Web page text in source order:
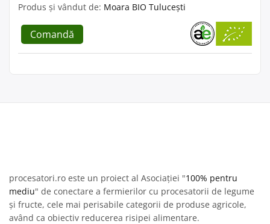
Produs și vândut de: Moara BIO Tulucești
Comandă
procesatori.ro este un proiect al Asociației "100% pentru
mediu" de conectare a fermierilor cu procesatorii de legume
și fructe, cele mai perisabile categorii de produse agricole,
având ca obiectiv reducerea risipei alimentare.